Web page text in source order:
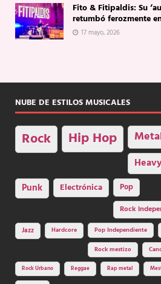
Fito & Fitipaldis: Su
retumbó ferozmente
17 mayo, 2026
NUBE DE ESTILOS MUSICALES
Rock Hip Hop
Punk Electrónica
Pop
Rock
Jazz Hardcore Pop Independiente
Rock mestizo
Rock Urbano Reggae Rap metal